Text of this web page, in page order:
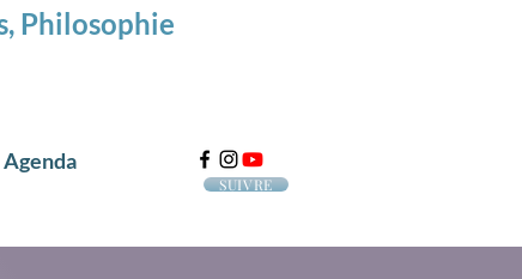
Philosophie
Agenda
SUIVRE